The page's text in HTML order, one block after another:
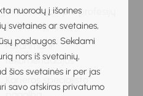
nuorodų į išorines
svetaines ar svetaines,
paslaugos. Sekdami
nors iš svetainių,
šios svetainės ir per jas
savo atskiras privatumo
Informacija apie profesijų
ir darbo pasaulį
Patarimai ir
rekomendacijos
Karjeros specialisto